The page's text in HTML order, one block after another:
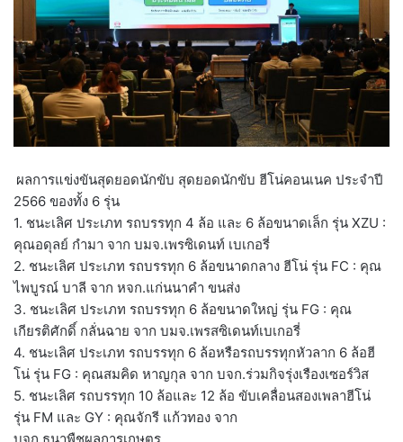
ผลการแข่งขันสุดยอดนักขับ สุดยอดนักขับ ฮีโน่คอนเนค ประจำปี
2566 ของทั้ง 6 รุ่น
1. ชนะเลิศ ประเภท รถบรรทุก 4 ล้อ และ 6 ล้อขนาดเล็ก รุ่น XZU :
คุณอดุลย์ กำมา จาก บมจ.เพรซิเดนท์ เบเกอรี่
2. ชนะเลิศ ประเภท รถบรรทุก 6 ล้อขนาดกลาง ฮีโน่ รุ่น FC : คุณ
ไพบูรณ์ บาลี จาก หจก.แก่นนาคำ ขนส่ง
3. ชนะเลิศ ประเภท รถบรรทุก 6 ล้อขนาดใหญ่ รุ่น FG : คุณ
เกียรติศักดิ์ กลั่นฉาย จาก บมจ.เพรสซิเดนท์เบเกอรี่
4. ชนะเลิศ ประเภท รถบรรทุก 6 ล้อหรือรถบรรทุกหัวลาก 6 ล้อฮี
โน่ รุ่น FG : คุณสมคิด หาญกุล จาก บจก.ร่วมกิจรุ่งเรืองเซอร์วิส
5. ชนะเลิศ รถบรรทุก 10 ล้อและ 12 ล้อ ขับเคลื่อนสองเพลาฮีโน่
รุ่น FM และ GY : คุณจักรี แก้วทอง จาก